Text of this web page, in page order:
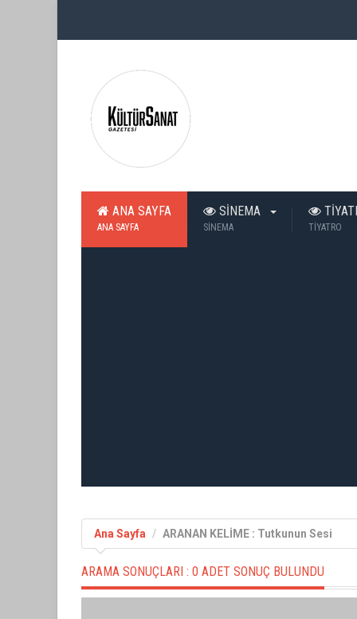
ANA SAYFA
ANA SAYFA
SİNEMA
SİNEMA TİYATRO
Ana Sayfa ARANAN KELİME : Tutkunun Sesi
ARAMA SONUÇLARI : 0 ADET SONUÇ BULUNDU